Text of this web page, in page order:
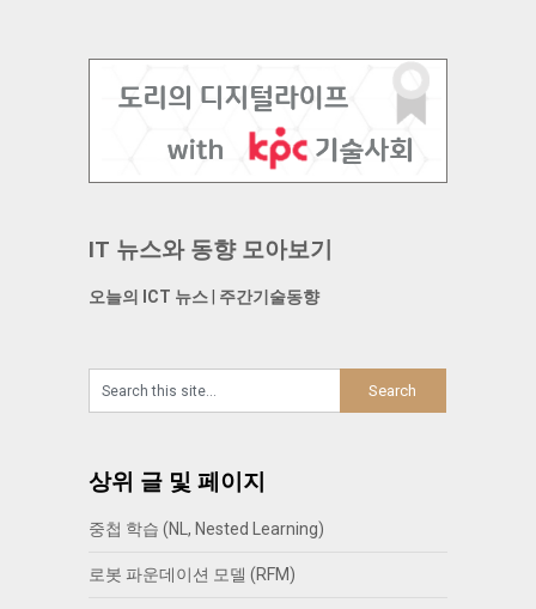
IT 뉴스와 동향 모아보기
오늘의 ICT 뉴스| 주간기술동향
상위 글 및 페이지
중첩 학습 (NL, Nested Learning)
로봇 파운데이션 모델 (RFM)